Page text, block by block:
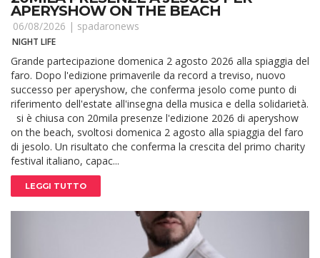
APERYSHOW ON THE BEACH
06/08/2026 | spadaronews
NIGHT LIFE
Grande partecipazione domenica 2 agosto 2026 alla spiaggia del
faro. Dopo l'edizione primaverile da record a treviso, nuovo
successo per aperyshow, che conferma jesolo come punto di
riferimento dell'estate all'insegna della musica e della solidarietà.
si è chiusa con 20mila presenze l'edizione 2026 di aperyshow
on the beach, svoltosi domenica 2 agosto alla spiaggia del faro
di jesolo. Un risultato che conferma la crescita del primo charity
festival italiano, capac...
LEGGI TUTTO